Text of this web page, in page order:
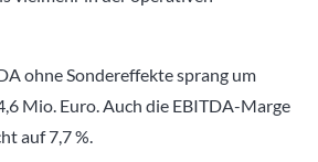
ohne Sondereffekte sprang um
Mio. Euro. Auch die EBITDA-Marge
auf 7,7 %.